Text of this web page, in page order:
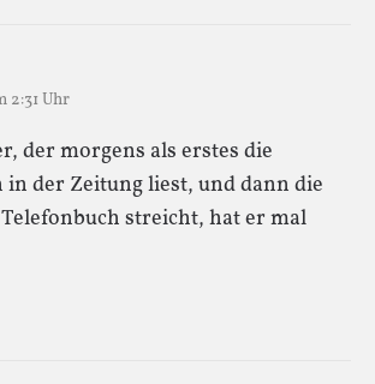
2:31 Uhr
der morgens als erstes die
in der Zeitung liest, und dann die
streicht, hat er mal